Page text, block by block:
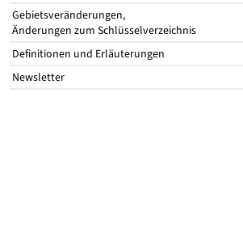
Gebietsveränderungen,
Änderungen zum Schlüsselverzeichnis
Definitionen und Erläuterungen
Newsletter